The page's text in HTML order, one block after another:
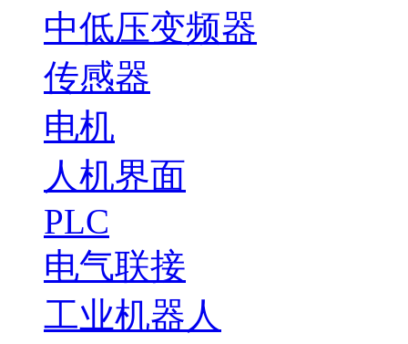
中低压变频器
传感器
电机
人机界面
PLC
电气联接
工业机器人